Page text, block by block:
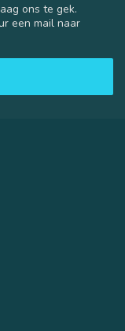
ons te gek.
een mail naar